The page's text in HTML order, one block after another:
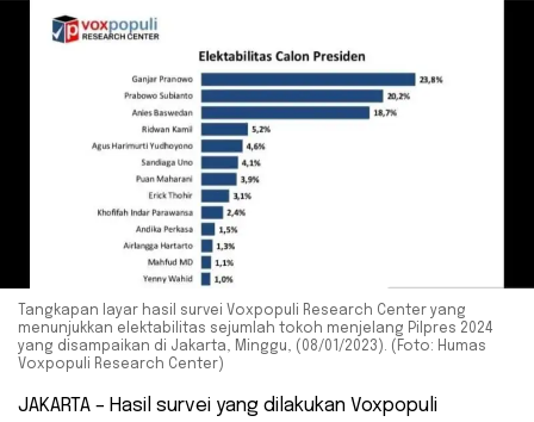
Tangkapan layar hasil survei Voxpopuli Research Center yang
menunjukkan elektabilitas sejumlah tokoh menjelang Pilpres 2024
yang disampaikan di Jakarta, Minggu, (08/01/2023). (Foto: Humas
Voxpopuli Research Center)
JAKARTA – Hasil survei yang dilakukan Voxpopuli